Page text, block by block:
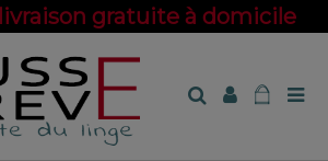
livraison gratuite à domicile